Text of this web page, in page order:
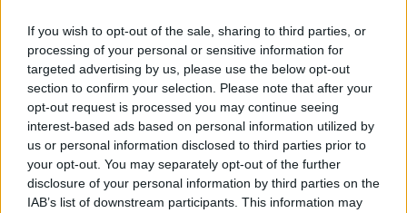
If you wish to opt-out of the sale, sharing to third parties, or
processing of your personal or sensitive information for
targeted advertising by us, please use the below opt-out
section to confirm your selection. Please note that after your
opt-out request is processed you may continue seeing
interest-based ads based on personal information utilized by
us or personal information disclosed to third parties prior to
your opt-out. You may separately opt-out of the further
disclosure of your personal information by third parties on the
IAB’s list of downstream participants. This information may
que ha estado expuesto al aire y ha perdido
calidad.
Es recomendable variar el consumo de diferentes
tipos de pescado azul, como sardinas y caballa,
para obtener una gama completa de nutrientes y
no concentrarse únicamente en una sola especie,
incluso si el salmón es seguro y nutritivo. Al final